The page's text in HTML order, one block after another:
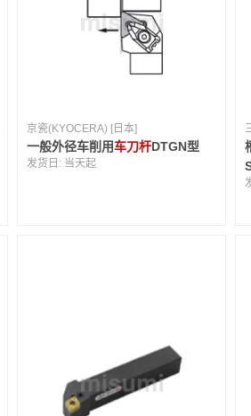
京瓷(KYOCERA) [日本]
一般外径车削用车刀杆DTGN型
发货日: 当天起